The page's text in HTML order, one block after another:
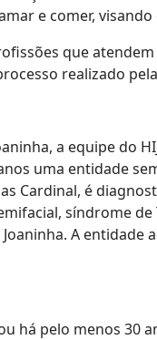
e comer,
que
realizado
a equipe do
uma entidade
Cardinal, é
síndrome
A
há pelo menos 30